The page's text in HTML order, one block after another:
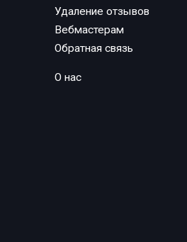
Удаление отзывов
Вебмастерам
Обратная связь
О нас